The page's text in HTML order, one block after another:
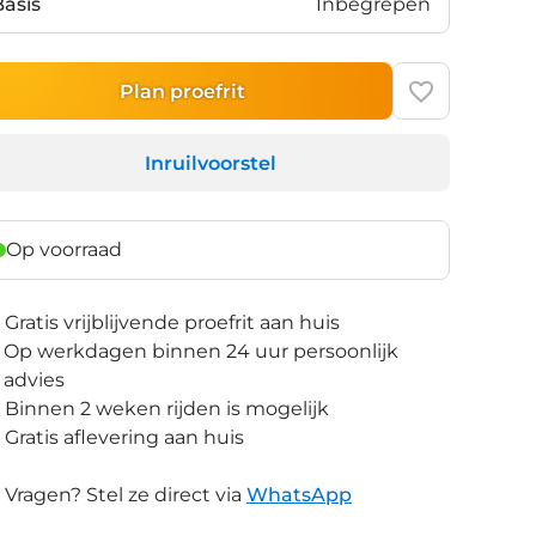
Plan proefrit
Inruilvoorstel
Op voorraad
Gratis vrijblijvende proefrit aan huis
Op werkdagen binnen 24 uur persoonlijk
advies
Binnen 2 weken rijden is mogelijk
Gratis aflevering aan huis
Vragen? Stel ze direct via WhatsApp